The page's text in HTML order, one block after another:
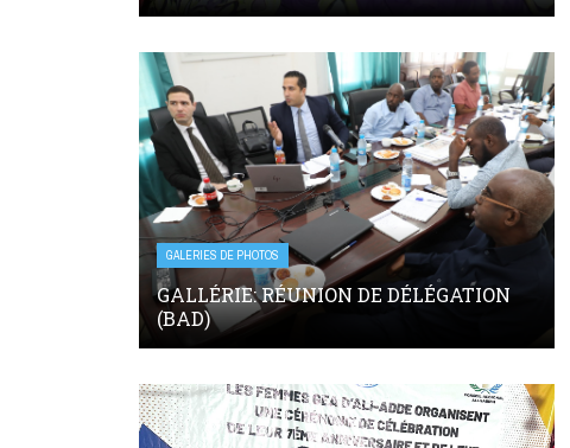
GALERIES DE PHOTOS
GALLÉRIE: RÉUNION DE DÉLÉGATION
(BAD)